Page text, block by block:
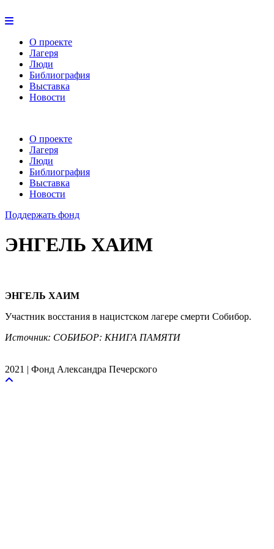
О проекте
Лагеря
Люди
Библиография
Выставка
Новости
О проекте
Лагеря
Люди
Библиография
Выставка
Новости
Поддержать фонд
ЭНГЕЛЬ ХАИМ
ЭНГЕЛЬ ХАИМ
Участник восстания в нацистском лагере смерти Собибор.
Источник: СОБИБОР: КНИГА ПАМЯТИ
2021 | Фонд Александра Печерского